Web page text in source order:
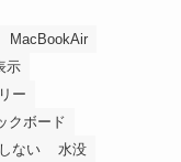
MacBookAir
示
ー
クボード
ない
水没